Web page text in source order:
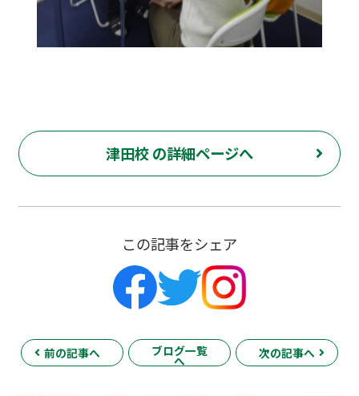
津田校 の詳細ページへ
この記事をシェア
前の記事へ ブログ一覧
へ
次の記事へ